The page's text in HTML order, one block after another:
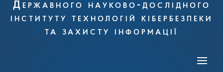
Державного науково-дослідного
інституту технологій кібербезпеки
та захисту інформації